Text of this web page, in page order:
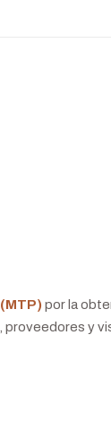
por la
proveedores y